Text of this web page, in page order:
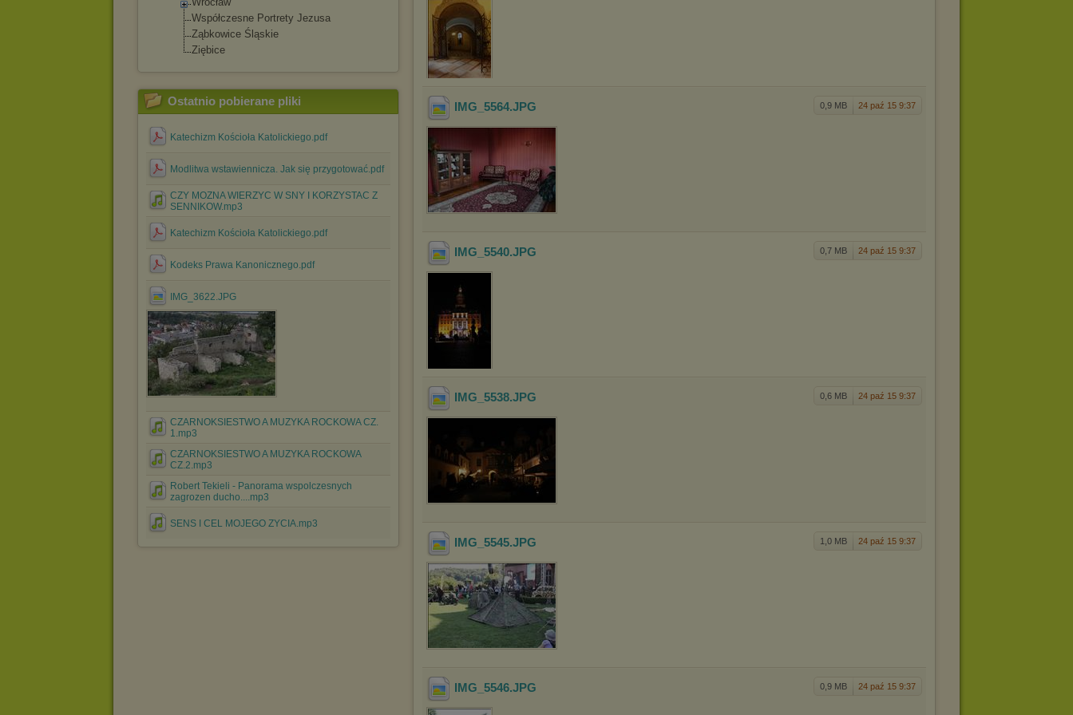
Współczesne Portrety Jezusa
Ząbkowice Śląskie
Ziębice
Ostatnio pobierane pliki
Katechizm Kościoła Katolickiego.pdf
Modlitwa wstawiennicza. Jak się przygotować.pdf
CZY MOZNA WIERZYC W SNY I KORZYSTAC Z
SENNIKOW.mp3
Katechizm Kościoła Katolickiego.pdf
Kodeks Prawa Kanonicznego.pdf
IMG_3622.JPG
CZARNOKSIESTWO A MUZYKA ROCKOWA CZ.
1.mp3
CZARNOKSIESTWO A MUZYKA ROCKOWA
CZ.2.mp3
Robert Tekieli - Panorama wspolczesnych
zagrozen ducho....mp3
SENS I CEL MOJEGO ZYCIA.mp3
0,9 MB 24 paź 15 9:37
IMG_5564.JPG
0,7 MB 24 paź 15 9:37
IMG_5540.JPG
0,6 MB 24 paź 15 9:37
IMG_5538.JPG
1,0 MB 24 paź 15 9:37
IMG_5545.JPG
0,9 MB 24 paź 15 9:37
IMG_5546.JPG